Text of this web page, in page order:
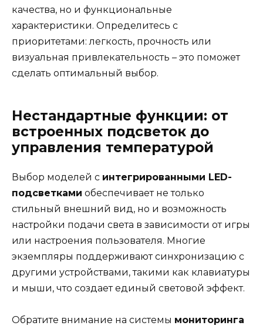
качества, но и функциональные
характеристики. Определитесь с
приоритетами: легкость, прочность или
визуальная привлекательность – это поможет
сделать оптимальный выбор.
Нестандартные функции: от
встроенных подсветок до
управления температурой
Выбор моделей с интегрированными LED-
подсветками обеспечивает не только
стильный внешний вид, но и возможность
настройки подачи света в зависимости от игры
или настроения пользователя. Многие
экземпляры поддерживают синхронизацию с
другими устройствами, такими как клавиатуры
и мыши, что создает единый световой эффект.
Обратите внимание на системы мониторинга